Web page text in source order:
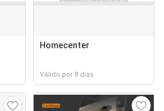
Homecenter
Válido por 8 días